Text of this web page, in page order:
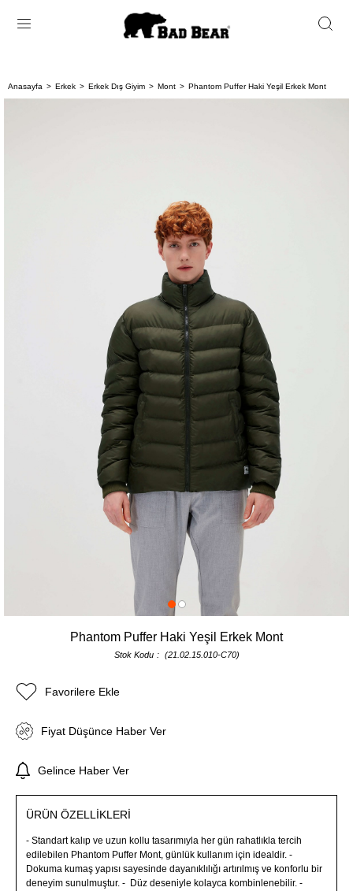
Anasayfa Erkek Erkek Dış Giyim Mont Phantom Puffer Haki Yeşil Erkek Mont
Phantom Puffer Haki Yeşil Erkek Mont
Stok Kodu (21.02.15.010-C70)
Favorilere Ekle
Fiyat Düşünce Haber Ver
Gelince Haber Ver
ÜRÜN ÖZELLIKLERI
- Standart kalıp ve uzun kollu tasarımıyla her gün rahatlıkla tercih
edilebilen Phantom Puffer Mont, günlük kullanım için idealdir. -
Dokuma kumaş yapısı sayesinde dayanıklılığı artırılmış ve konforlu bir
deneyim sunulmuştur. - Düz deseniyle kolayca kombinlenebilir. -